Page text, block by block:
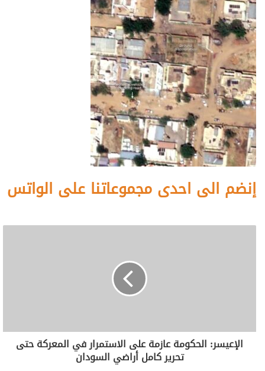
إنضم الى احدى مجموعاتنا على الواتس
الإعيسر: الحكومة عازمة على الاستمرار في المعركة حتى
تحرير كامل أراضي السودان